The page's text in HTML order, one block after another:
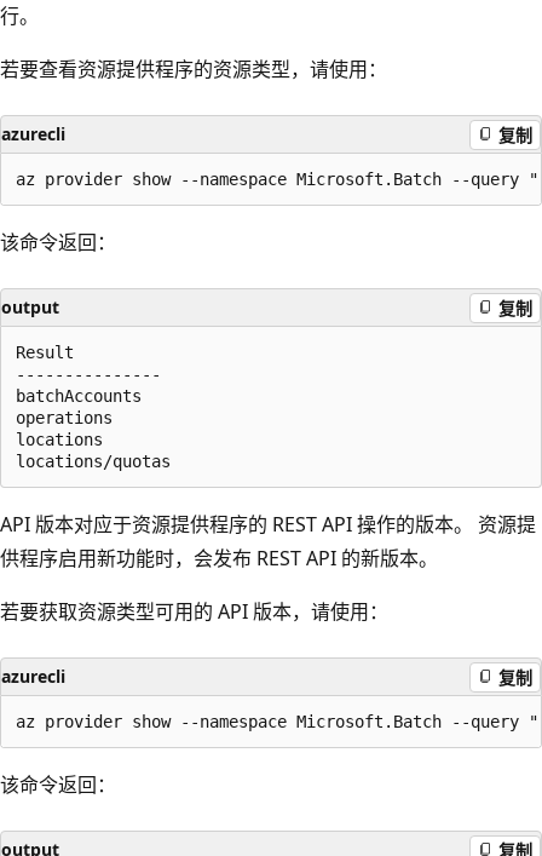
行。
若要查看资源提供程序的资源类型，请使用：
azurecli 复制
该命令返回：
output 复制
Result
---------------
batchAccounts
operations
locations
API 版本对应于资源提供程序的 REST API 操作的版本。 资源提
供程序启用新功能时，会发布 REST API 的新版本。
若要获取资源类型可用的 API 版本，请使用：
azurecli 复制
该命令返回：
output 复制